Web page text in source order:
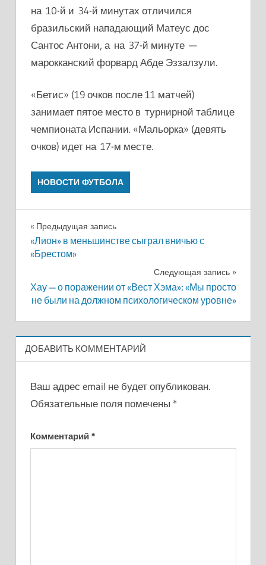
на 10-й и 34-й минутах отличился
бразильский нападающий Матеус дос
Сантос Антони, а на 37-й минуте —
марокканский форвард Абде Эззалзули.
«Бетис» (19 очков после 11 матчей)
занимает пятое место в турнирной таблице
чемпионата Испании. «Мальорка» (девять
очков) идет на 17-м месте.
НОВОСТИ ФУТБОЛА
Навигация
по
Предыдущая запись
«Лион» в меньшинстве сыграл вничью с
«Брестом»
Следующая запись
Хау — о поражении от «Вест Хэма»: «Мы просто
не были на должном психологическом уровне»
ДОБАВИТЬ КОММЕНТАРИЙ
Ваш адрес email не будет опубликован.
Обязательные поля помечены *
Комментарий *